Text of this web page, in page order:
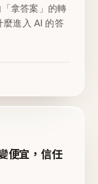
拿答案」的轉
麼進入 AI 的答
便宜，信任